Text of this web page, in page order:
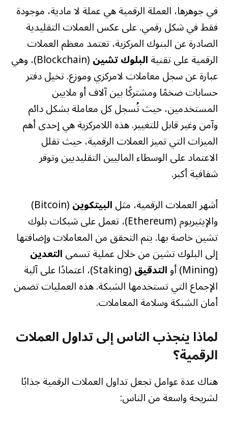
في جوهرها، العملة الرقمية هي عملة لا مادية، موجودة
فقط في شكل رقمي. على عكس العملات التقليدية
الصادرة عن البنوك المركزية، تعتمد معظم العملات
الرقمية على تقنيةالبلوك تشين
(Blockchain)، وهي
عبارة عن سجل معاملات لامركزي وموزع. تخيل دفتر
حسابات ضخمًا ومشتركًا بين آلاف أو ملايين
المستخدمين، حيث تُسجل كل معاملة بشكل دائم
وآمن وغير قابل للتغيير. هذه اللامركزية هي إحدى أهم
الميزات التي تميز العملات الرقمية، حيث تقلل
الاعتماد على الوسطاء الماليين التقليديين وتوفر
شفافية أكبر.
أشهر العملات الرقمية، مثلالبيتكوين
(Bitcoin)
والإيثيريوم (Ethereum)، تعمل على شبكات بلوك
تشين خاصة بها. يتم التحقق من المعاملات وإضافتها
إلى البلوك تشين من خلال عملية تسمىالتعدين
(Mining) أو
التدقيق
(Staking)، اعتمادًا على آلية
الإجماع التي تستخدمها الشبكة. هذه العمليات تضمن
أمان الشبكة وسلامة المعاملات.
لماذا ينجذب الناس إلى تداول العملات
الرقمية؟
هناك عدة عوامل تجعل تداول العملات الرقمية جذابًا
لشريحة واسعة من الناس: